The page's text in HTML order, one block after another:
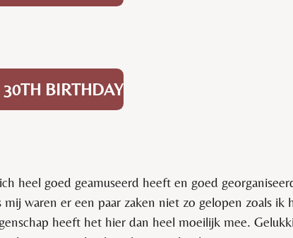
BIRTHDAY
heel goed geamuseerd heeft en goed
mij waren er een paar zaken niet zo gelopen zoals ik
heeft het hier dan heel moeilijk mee.